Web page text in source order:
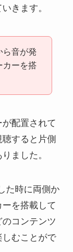
きます。
ら音が発
カーを搭
配置されて
すると片側
ました。
た時に両側か
を搭載して
コンテンツ
むことがで